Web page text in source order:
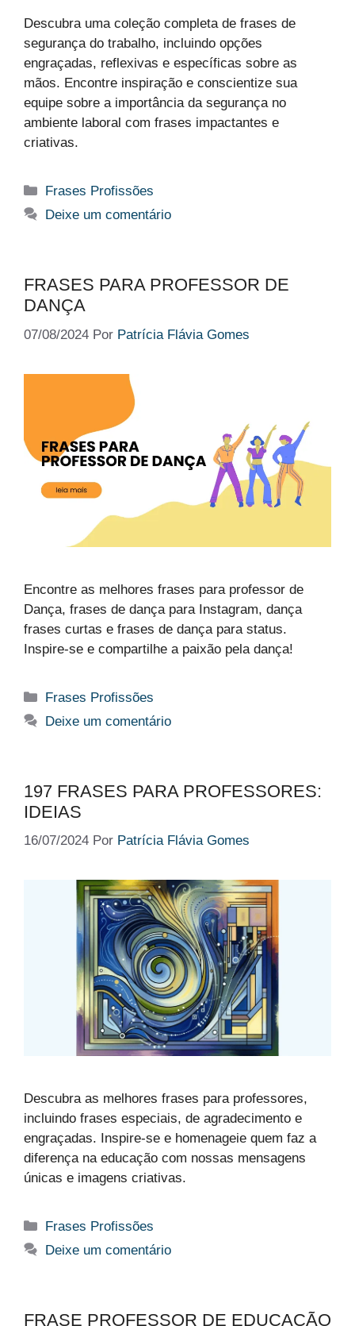
Descubra uma coleção completa de frases de
segurança do trabalho, incluindo opções
engraçadas, reflexivas e específicas sobre as
mãos. Encontre inspiração e conscientize sua
equipe sobre a importância da segurança no
ambiente laboral com frases impactantes e
criativas.
Categorias
Frases Profissões
Deixe um comentário
FRASES PARA PROFESSOR DE
DANÇA
07/08/2024 Por Patrícia Flávia Gomes
Encontre as melhores frases para professor de
Dança, frases de dança para Instagram, dança
frases curtas e frases de dança para status.
Inspire-se e compartilhe a paixão pela dança!
Categorias
Frases Profissões
Deixe um comentário
197 FRASES PARA PROFESSORES:
IDEIAS
16/07/2024 Por Patrícia Flávia Gomes
Descubra as melhores frases para professores,
incluindo frases especiais, de agradecimento e
engraçadas. Inspire-se e homenageie quem faz a
diferença na educação com nossas mensagens
únicas e imagens criativas.
Categorias
Frases Profissões
Deixe um comentário
FRASE PROFESSOR DE EDUCAÇÃO